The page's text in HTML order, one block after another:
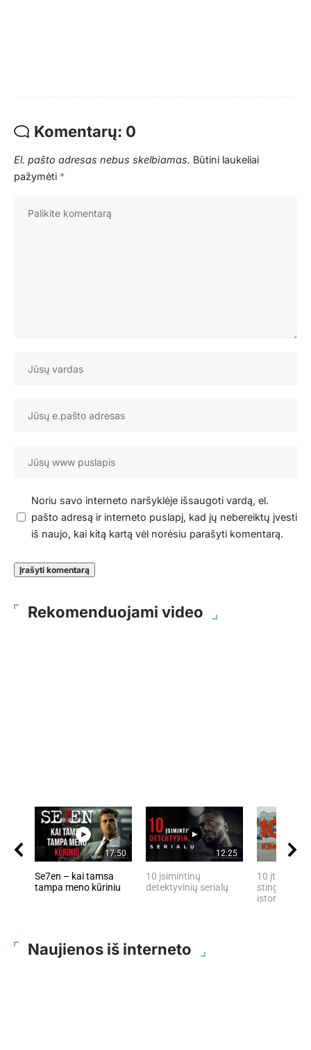
Komentarų: 0
El. pašto adresas nebus skelbiamas. Būtini laukeliai
pažymėti *
Noriu savo interneto naršyklėje išsaugoti vardą, el.
pašto adresą ir interneto puslapį, kad jų nebereiktų įvesti
iš naujo, kai kitą kartą vėl norėsiu parašyti komentarą.
Rekomenduojami video
17:50
Se7en – kai tamsa
tampa meno kūriniu
12:25
10 įsimintinų
detektyvinių serialų
10 įtemptų,
stingdančių
istorijų
Naujienos iš interneto